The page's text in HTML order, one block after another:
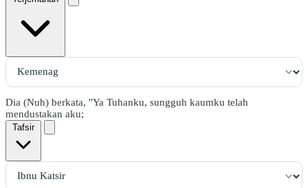
Dia (Nuh) berkata, "Ya Tuhanku, sungguh kaumku telah
mendustakan aku;
Tafsir